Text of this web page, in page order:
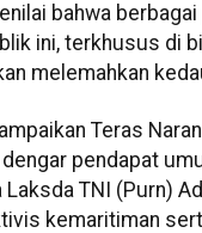
bahwa
ini, terkhusus di
melemahkan
Teras
pendapat
Laksda TNI (Purn)
kemaritiman